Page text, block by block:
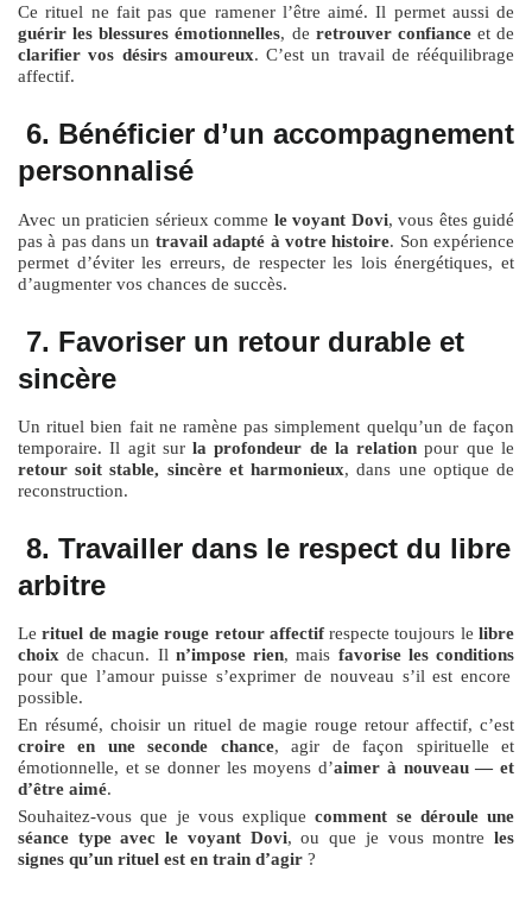
Ce rituel ne fait pas que ramener l’être aimé. Il permet aussi de
guérir les blessures émotionnelles, de retrouver confianceet de
clarifier vos désirs amoureux. C’est un travail de rééquilibrage
affectif.
6. Bénéficier d’un accompagnement
personnalisé
Avec un praticien sérieux comme le voyant Dovi, vous êtes guidé
pas à pas dans un travail adapté à votre histoire. Son expérience
permet d’éviter les erreurs, de respecter les lois énergétiques, et
d’augmenter vos chances de succès.
7. Favoriser un retour durable et
sincère
Un rituel bien fait ne ramène pas simplement quelqu’un de façon
temporaire. Il agit surla profondeur de la relation pour que le
retour soit stable, sincère et harmonieux, dans une optique de
reconstruction.
8. Travailler dans le respect du libre
arbitre
Lerituel de magie rouge retour affectifrespecte toujours lelibre
choix de chacun. Il n’impose rien, mais favorise les conditions
pour que l’amour puisse s’exprimer de nouveau s’il est encore
possible.
En résumé, choisir un rituel de magie rouge retour affectif, c’est
croire en une seconde chance, agir de façon spirituelle et
émotionnelle, et se donner les moyens d’aimer à nouveau — et
d’être aimé.
Souhaitez-vous que je vous expliquecomment se déroule une
séance type avec le voyant Dovi, ou que je vous montreles
signes qu’un rituel est en train d’agir ?